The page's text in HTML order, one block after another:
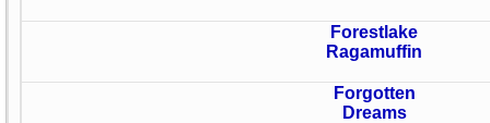
Forestlake
Ragamuffin
Forgotten
Dreams